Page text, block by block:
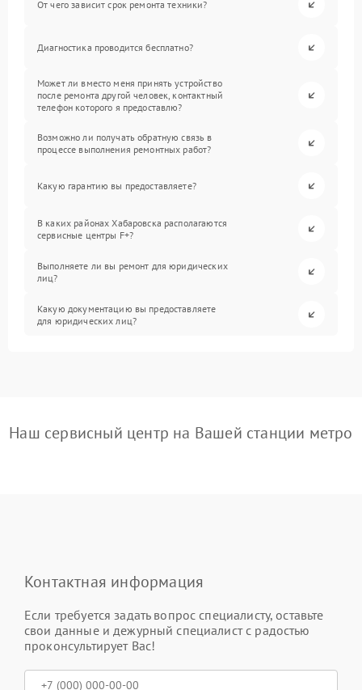
От чего зависит срок ремонта техники?
Диагностика проводится бесплатно?
Может ли вместо меня принять устройство
после ремонта другой человек, контактный
телефон которого я предоставлю?
Возможно ли получать обратную связь в
процессе выполнения ремонтных работ?
Какую гарантию вы предоставляете?
В каких районах Хабаровска располагаются
сервисные центры F+?
Выполняете ли вы ремонт для юридических
лиц?
Какую документацию вы предоставляете
для юридических лиц?
Наш сервисный центр на Вашей станции метро
Контактная информация
Если требуется задать вопрос специалисту, оставьте
свои данные и дежурный специалист с радостью
проконсультирует Вас!